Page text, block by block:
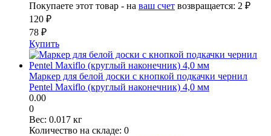
Покупаете этот товар - на ваш счет возвращается: 2 ₽
120 ₽
78 ₽
Купить
Маркер для белой доски с кнопкой подкачки чернил
Pentel Maxiflo (круглый наконечник) 4,0 мм
0.00
0
Вес: 0.017 кг
Количество на складе: 0